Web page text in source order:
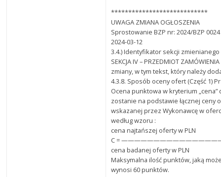
****************************
UWAGA ZMIANA OGŁOSZENIA
Sprostowanie BZP nr: 2024/BZP
2024-03-12
3.4.) Identyfikator sekcji zmienianego
SEKCJA IV – PRZEDMIOT
zmiany, w tym tekst, który należy
4.3.8. Sposób oceny ofert (Część 1)
Ocena punktowa w kryterium „cena”
zostanie na podstawie łącznej ceny
wskazanej przez Wykonawcę w
według wzoru :
cena najtańszej oferty w PLN
C = ————————————————
cena badanej oferty w PLN
Maksymalna ilość punktów, jaką
wynosi 60 punktów.